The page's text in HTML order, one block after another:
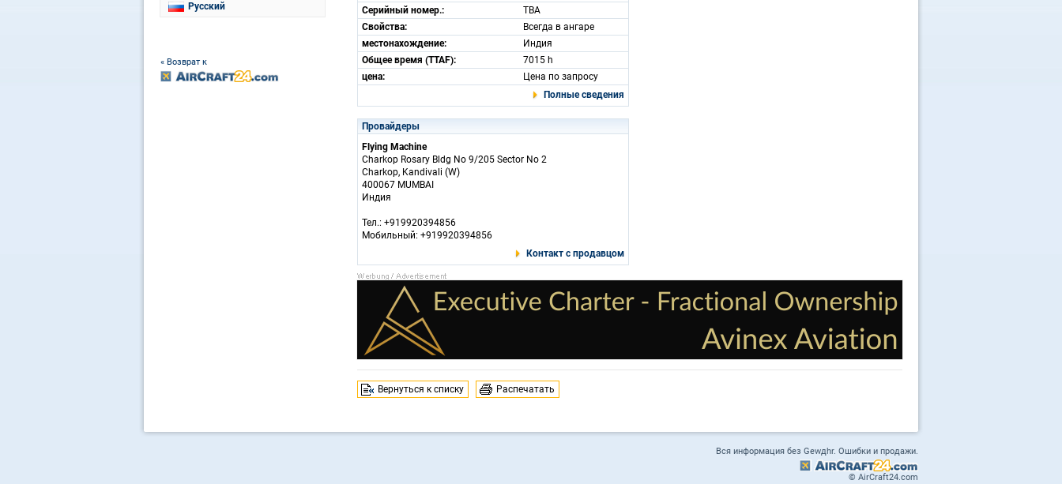
Русский
« Возврат к
Серийный номер.:
TBA
Свойства:
Всегда в ангаре
местонахождение:
Индия
Общее время (TTAF):
7015 h
цена:
Цена по запросу
Полные сведения
Провайдеры
Flying Machine
Charkop Rosary Bldg No 9/205 Sector No 2
Charkop, Kandivali (W)
400067 MUMBAI
Индия
Тел.: +919920394856
Мобильный: +919920394856
Контакт с продавцом
Вернуться к списку Распечатать
Вся информация без Gewдhr. Ошибки и продажи.
© AirCraft24.com